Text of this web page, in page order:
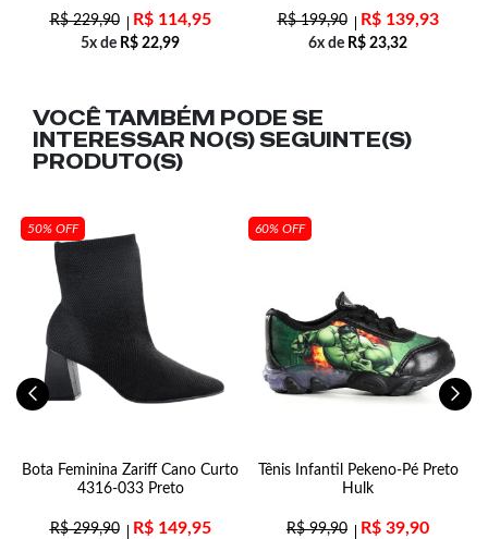
R$229,90 R$114,95
5x de R$ 22,99
R$199,90 R$139,93
6x de R$ 23,32
VOCÊ TAMBÉM PODE SE
INTERESSAR NO(S) SEGUINTE(S)
PRODUTO(S)
50% OFF
Bota Feminina Zariff Cano Curto
4316-033 Preto
R$299,90 R$149,95
60% OFF
Tênis Infantil Pekeno-Pé Preto
Hulk
R$99,90 R$ 39,90